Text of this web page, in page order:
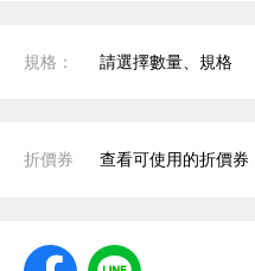
規格： 請選擇數量、規格
折價券 查看可使用的折價券